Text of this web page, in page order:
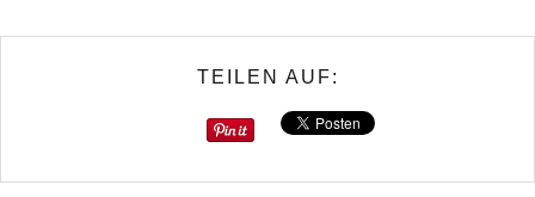
TEILEN AUF: